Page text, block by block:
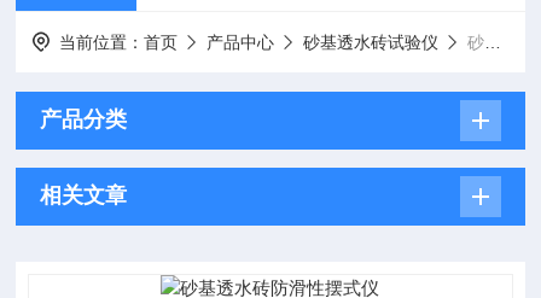
当前位置：首页 产品中心 砂基透水砖试验仪 砂基透水砖防滑性试验仪
产品分类
相关文章